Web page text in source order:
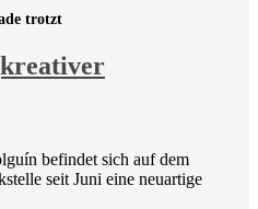
trotzt
befindet sich auf dem
seit Juni eine neuartige